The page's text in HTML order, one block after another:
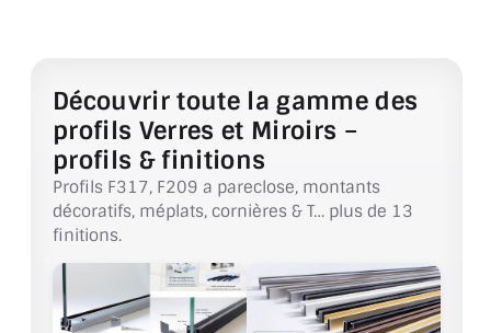
VERRE FEUILLETÉ/TREMPÉ
DALLE DE SOL EN VERRE
PORTE EN VERRE
GARDE CORPS EN VERRE
VERRIÈRE TYPE ATELIER
Découvrir toute la gamme des
profils Verres et Miroirs –
profils & finitions
Profils F317, F209 a pareclose, montants
décoratifs, méplats, cornières & T… plus de 13
finitions.